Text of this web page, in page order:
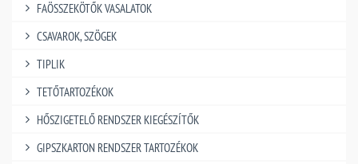
FAÖSSZEKÖTŐK VASALATOK
CSAVAROK, SZÖGEK
TIPLIK
TETŐTARTOZÉKOK
HŐSZIGETELŐ RENDSZER KIEGÉSZÍTŐK
GIPSZKARTON RENDSZER TARTOZÉKOK